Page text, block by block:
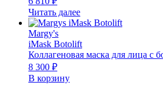
Читать далее
Margy's
iMask Botolift
Коллагеновая маска для лица с
8 300 ₽
В корзину